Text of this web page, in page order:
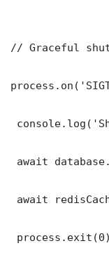
// Graceful
await
await